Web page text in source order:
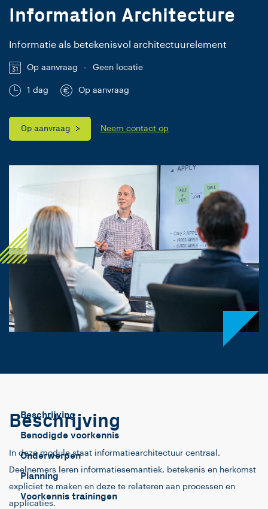
Information Architecture
Informatie als betekenisvol architectuurelement
Op aanvraag - Geen locatie
1 dag Op aanvraag
Op aanvraag Neem contact op
Beschrijving
Benodigde voorkennis
Onderwerpen
Planning
Voorkennis trainingen
Beschrijving
In deze module staat informatiearchitectuur centraal.
Deelnemers leren informatiesemantiek, betekenis en herkomst
expliciet te maken en deze te relateren aan processen en
applicaties.